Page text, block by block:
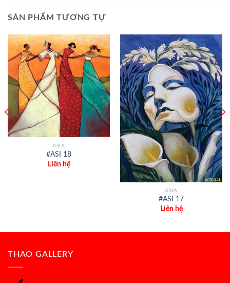
SẢN PHẨM TƯƠNG TỰ
ASIA
#ASI 18
Liên hệ
ASIA
#ASI 17
Liên hệ
THAO GALLERY